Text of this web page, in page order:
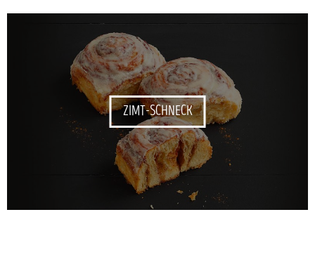
ZIMT-SCHNECK